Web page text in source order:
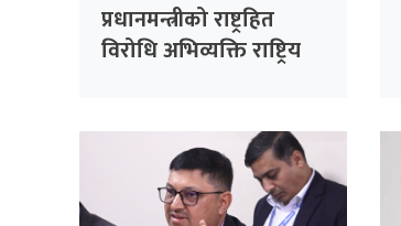
प्रधानमन्त्रीको राष्ट्रहित
विरोधि अभिव्यक्ति राष्ट्रिय